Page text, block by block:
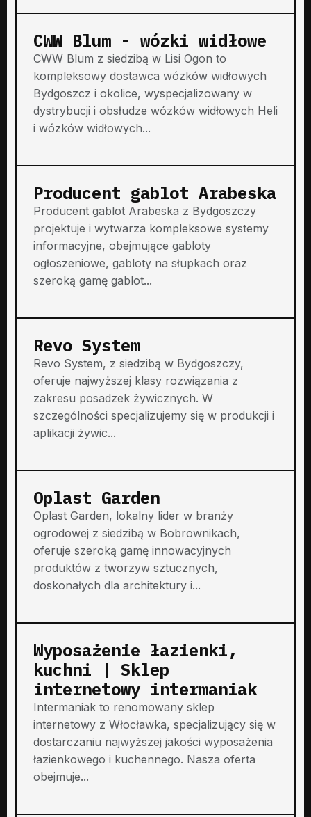
CWW Blum - wózki widłowe
CWW Blum z siedzibą w Lisi Ogon to
kompleksowy dostawca wózków widłowych
Bydgoszcz i okolice, wyspecjalizowany w
dystrybucji i obsłudze wózków widłowych Heli
i wózków widłowych...
Producent gablot Arabeska
Producent gablot Arabeska z Bydgoszczy
projektuje i wytwarza kompleksowe systemy
informacyjne, obejmujące gabloty
ogłoszeniowe, gabloty na słupkach oraz
szeroką gamę gablot...
Revo System
Revo System, z siedzibą w Bydgoszczy,
oferuje najwyższej klasy rozwiązania z
zakresu posadzek żywicznych. W
szczególności specjalizujemy się w produkcji i
aplikacji żywic...
Oplast Garden
Oplast Garden, lokalny lider w branży
ogrodowej z siedzibą w Bobrownikach,
oferuje szeroką gamę innowacyjnych
produktów z tworzyw sztucznych,
doskonałych dla architektury i...
Wyposażenie łazienki,
kuchni | Sklep
internetowy intermaniak
Intermaniak to renomowany sklep
internetowy z Włocławka, specjalizujący się w
dostarczaniu najwyższej jakości wyposażenia
łazienkowego i kuchennego. Nasza oferta
obejmuje...